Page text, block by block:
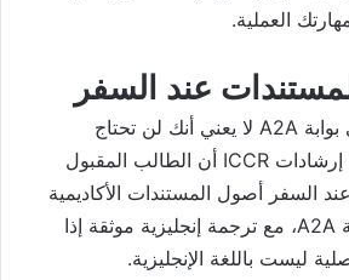
العملية.
رفع المستندات على بوابة A2A لا يعني أنك لن تحتاج
الأصول لاحقًا. توضح إرشادات ICCR أن الطالب المقبول
السفر أصول المستندات الأكاديمية
التي رفعها على بوابة A2A، مع ترجمة إنجليزية موثقة إذا
ليست باللغة الإنجليزية.